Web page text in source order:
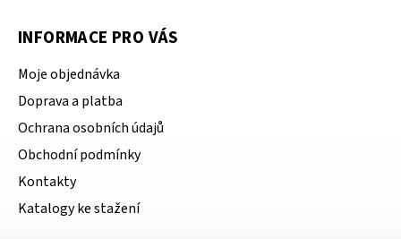
INFORMACE PRO VÁS
Moje objednávka
Doprava a platba
Ochrana osobních údajů
Obchodní podmínky
Kontakty
Katalogy ke stažení